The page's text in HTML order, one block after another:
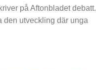
på Aftonbladet debatt.
den utveckling där unga